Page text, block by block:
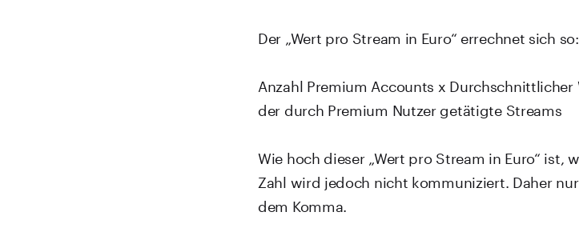
Der „Wert pro Stream in Euro“ errechnet sich so:
Anzahl Premium Accounts x Durchschnittlicher
der durch Premium Nutzer getätigte Streams
Wie hoch dieser „Wert pro Stream in Euro“
Zahl wird jedoch nicht kommuniziert. Daher
dem Komma.